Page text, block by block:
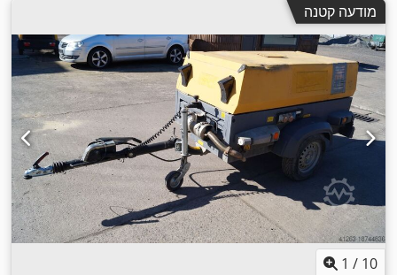
מודעה קטנה
1 / 10